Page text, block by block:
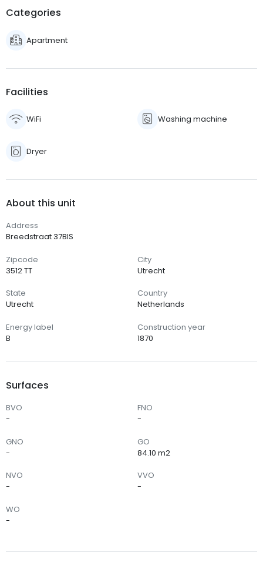
Categories
Apartment
Facilities
WiFi Washing machine
Dryer
About this unit
Address
Breedstraat 37BIS
Zipcode
3512 TT
City
Utrecht
State
Utrecht
Country
Netherlands
Energy label
B
Construction year
1870
Surfaces
BVO
-
FNO
-
GNO
-
GO
84.10 m2
NVO
-
VVO
-
WO
-